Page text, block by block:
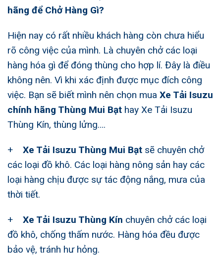
hãng để Chở Hàng Gì?
Hiện nay có rất nhiều khách hàng còn chưa hiểu
rõ công việc của mình. Là chuyên chở các loại
hàng hóa gì để đóng thùng cho hợp lí. Đây là điều
không nên. Vì khi xác định được mục đích công
việc. Bạn sẽ biết mình nên chọn mua Xe Tải Isuzu
chính hãng Thùng Mui Bạt hay Xe Tải Isuzu
Thùng Kín, thùng lửng….
+ Xe Tải Isuzu Thùng Mui Bạt sẽ chuyên chở
các loại đồ khô. Các loại hàng nông sản hay các
loại hàng chịu được sự tác động nắng, mưa của
thời tiết.
+ Xe Tải Isuzu Thùng Kín chuyên chở các loại
đồ khô, chống thấm nước. Hàng hóa đều được
bảo vệ, tránh hư hỏng.